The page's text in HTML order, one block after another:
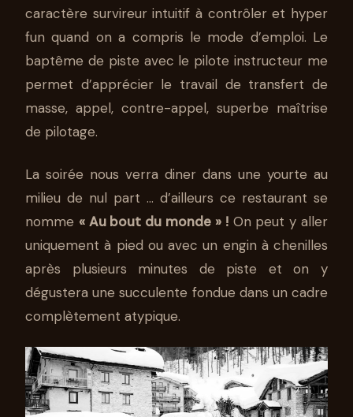
caractère survireur intuitif à contrôler et hyper
fun quand on a compris le mode d’emploi. Le
baptême de piste avec le pilote instructeur me
permet d’apprécier le travail de transfert de
masse, appel, contre-appel, superbe maîtrise
de pilotage.
La soirée nous verra diner dans une yourte au
milieu de nul part … d’ailleurs ce restaurant se
nomme « Au bout du monde » !On peut y aller
uniquement à pied ou avec un engin à chenilles
après plusieurs minutes de piste et on y
dégustera une succulente fondue dans un cadre
complètement atypique.